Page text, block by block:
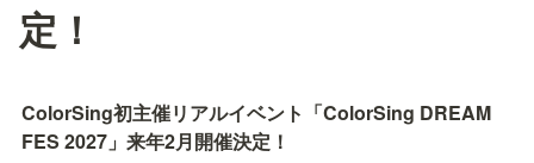
定！
ColorSing初主催リアルイベント「ColorSing DREAM
FES 2027」来年2月開催決定！